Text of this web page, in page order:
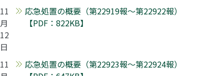
11
月
12
日
応急処置の概要（第22919報～第22922報）
【PDF：822KB】
11
応急処置の概要（第22923報～第22924報）